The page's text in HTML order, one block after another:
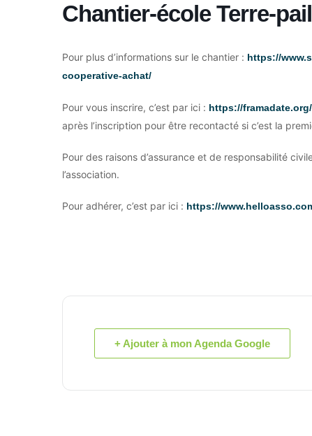
Chantier-école Terre-
Pour plus d’informations sur le chantier : https://
cooperative-achat/
Pour vous inscrire, c’est par ici : https://
après l’inscription pour être recontacté si c’est la
Pour des raisons d’assurance et de responsabilité
l’association.
Pour adhérer, c’est par ici : https://
+ Ajouter à mon Agenda Google